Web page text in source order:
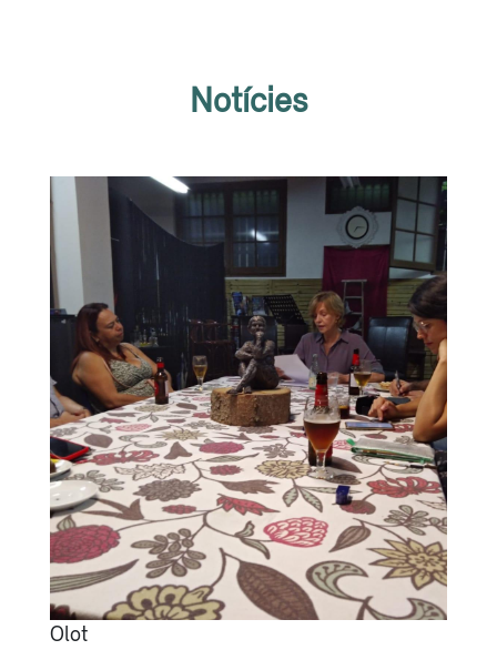
Notícies
Olot